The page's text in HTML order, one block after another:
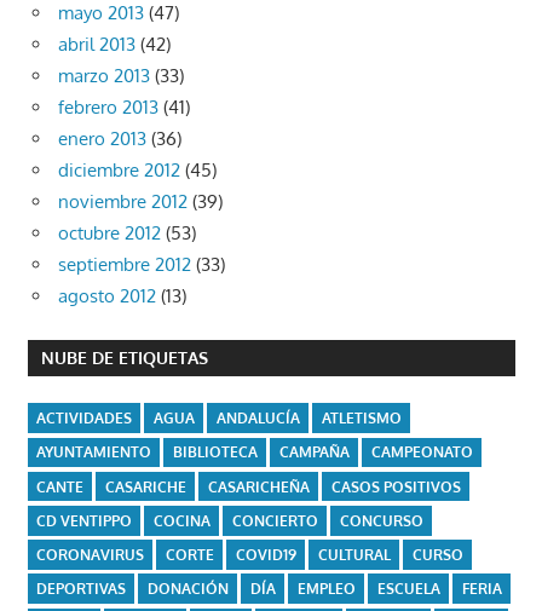
mayo 2013 (47)
abril 2013 (42)
marzo 2013 (33)
febrero 2013 (41)
enero 2013 (36)
diciembre 2012 (45)
noviembre 2012 (39)
octubre 2012 (53)
septiembre 2012 (33)
agosto 2012 (13)
NUBE DE ETIQUETAS
ACTIVIDADES AGUA ANDALUCÍA
ATLETISMO
AYUNTAMIENTO
BIBLIOTECA CAMPAÑA
CAMPEONATO
CANTE
CASARICHE CASARICHEÑA
CASOS POSITIVOS
CD VENTIPPO
COCINA CONCIERTO
CONCURSO
CORONAVIRUS
CORTE COVID19 CULTURAL
CURSO
DEPORTIVAS
DONACIÓN DÍA EMPLEO ESCUELA FERIA